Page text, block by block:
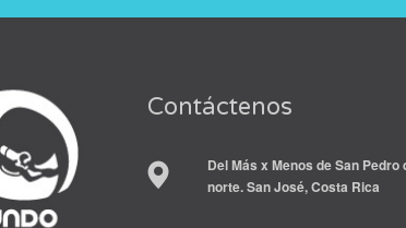
Contáctenos
Del Más x Menos de San
norte. San José, Costa Rica